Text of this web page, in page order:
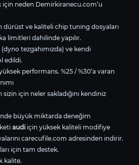
için neden Demirkiranecu.com’u
dürüst ve kaliteli chip tuning dosyaları
limitleri dahilinde yapılır.
tezgahımızda) ve kendi
edildi.
performans. %25 / %30’a varan
sizin için neler sakladığını kendiniz
büyük miktarda deneğim
audi için yüksek kaliteli modifiye
carecufile.com adresinden indirir.
için tam destek.
kalite.